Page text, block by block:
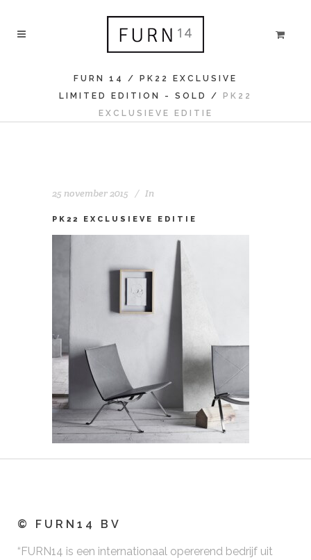
FURN 14 /
PK22 EXCLUSIVE
LIMITED EDITION - SOLD
/
PK22
EXCLUSIEVE EDITIE
25 november 2015 In
PK22 EXCLUSIEVE EDITIE
© FURN14 BV
“FURN14 is een internationaal opererend bedrijf uit